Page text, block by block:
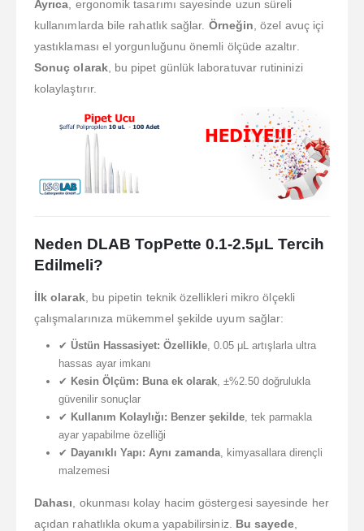
Ayrıca , ergonomik tasarımı sayesinde uzun süreli
kullanımlarda bile rahatlık sağlar. Örneğin , özel avuç içi
yastıklaması el yorgunluğunu önemli ölçüde azaltır.
Sonuç olarak, bu pipet günlük laboratuvar rutininizi
kolaylaştırır.
Neden DLAB TopPette 0.1-2.5μL Tercih
Edilmeli?
İlk olarak, bu pipetin teknik özellikleri mikro ölçekli
çalışmalarınıza mükemmel şekilde uyum sağlar:
✔ Üstün Hassasiyet: Özellikle, 0.05 μL artışlarla ultra
hassas ayar imkanı
✔ Kesin Ölçüm: Buna ek olarak, ±%2.50 doğrulukla
güvenilir sonuçlar
✔ Kullanım Kolaylığı: Benzer şekilde, tek parmakla
ayar yapabilme özelliği
✔ Dayanıklı Yapı: Aynı zamanda, kimyasallara dirençli
malzemesi
Dahası , okunması kolay hacim göstergesi sayesinde her
açıdan rahatlıkla okuma yapabilirsiniz. Bu sayede